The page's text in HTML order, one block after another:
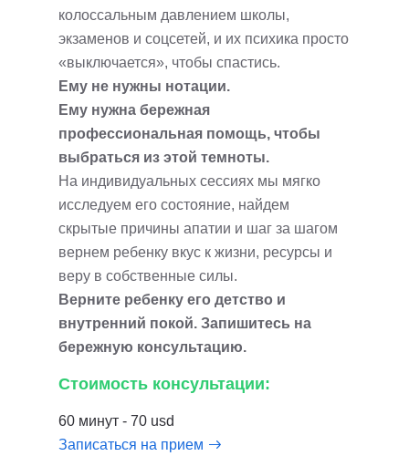
колоссальным давлением школы,
экзаменов и соцсетей, и их психика просто
«выключается», чтобы спастись.
Ему не нужны нотации.
Ему нужна бережная
профессиональная помощь, чтобы
выбраться из этой темноты.
На индивидуальных сессиях мы мягко
исследуем его состояние, найдем
скрытые причины апатии и шаг за шагом
вернем ребенку вкус к жизни, ресурсы и
веру в собственные силы.
Верните ребенку его детство и
внутренний покой. Запишитесь на
бережную консультацию.
Стоимость консультации:
60 минут - 70 usd
Записаться на прием